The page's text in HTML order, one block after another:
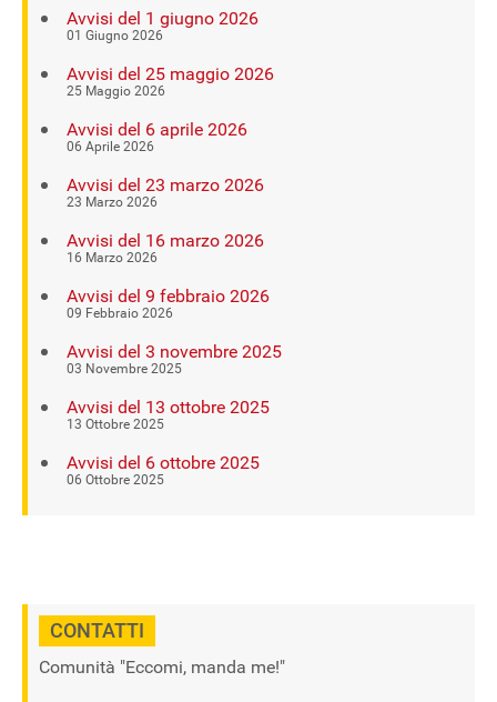
Avvisi del 1 giugno 2026
01 Giugno 2026
Avvisi del 25 maggio 2026
25 Maggio 2026
Avvisi del 6 aprile 2026
06 Aprile 2026
Avvisi del 23 marzo 2026
23 Marzo 2026
Avvisi del 16 marzo 2026
16 Marzo 2026
Avvisi del 9 febbraio 2026
09 Febbraio 2026
Avvisi del 3 novembre 2025
03 Novembre 2025
Avvisi del 13 ottobre 2025
13 Ottobre 2025
Avvisi del 6 ottobre 2025
06 Ottobre 2025
CONTATTI
Comunità "Eccomi, manda me!"